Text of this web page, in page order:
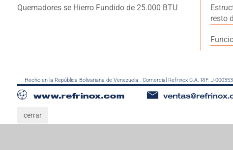
Quemadores se Hierro Fundido de 25.000 BTU
resto
Hecho en la República Bolivariana de Venezuela . Comercial Refrinox C.A. RIF: J-
cerrar